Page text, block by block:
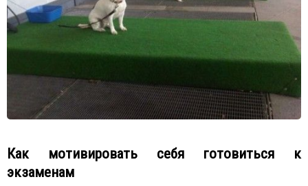
Как мотивировать себя готовиться к
экзаменам